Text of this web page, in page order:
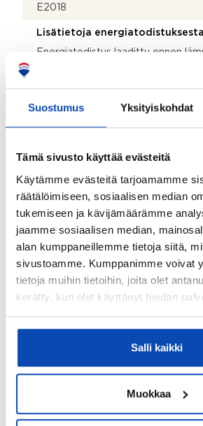
Suostumus Yksityiskohdat
Tämä sivusto käyttää evästeitä
Käytämme evästeitä tarjoamamme
räätälöimiseen, sosiaalisen median
tukemiseen ja kävijämäärämme
jaamme sosiaalisen median,
alan kumppaneillemme tietoja siitä,
sivustoamme. Kumppanimme voivat
tietoja muihin tietoihin, joita olet
kerätty, kun olet käyttänyt heidän
Salli kaikki
Muokkaa
E2018
Lisätietoja
Energiatodistus laadittu ennen
Asbestikartoitus:
Ei
1989 muutettu autotalli
lämmitysputket, öljykattila ja
remontoitu. 1995 keittiöremontti,
huopa), ulkoseinien maalaus, 12/
ilmalämpöpumppu, 12/2025
2026
Tontti ja kaavoitus
Tontin pinta-ala:
Tontin omistus:
Kaavoitus: